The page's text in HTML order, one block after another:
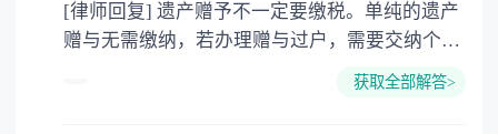
[律师回复] 遗产赠予不一定要缴税。单纯的遗产
赠与无需缴纳，若办理赠与过户，需要交纳个人
所得税、契税和公证费。赠与过户是没有增值税
获取全部解答>